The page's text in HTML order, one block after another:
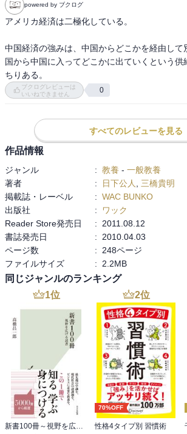
powered by ブクログ
アメリカ経済は二極化している。
中国経済の強みは、中国からどこかを経由して
国から中国に入ってどこかに出ていくという供
ちりある。
ブクログレビューは
いいねできません
0
すべてのレビューを見る
作品情報
ジャンル : 教養 - 一般教養
著者
: 日下公人
三橋貴明
掲載誌・レーベル
: WAC BUNKO
出版社
:
ワック
Reader Store発売日
:
2011.08.12
書誌発売日
:
2010.04.03
ページ数
:
248ページ
ファイルサイズ
: 2.2MB
同じジャンルのランキング
1位
新書100冊～視野を広げる読書～
2位
70%OFF
性格4タイプ別 習慣術